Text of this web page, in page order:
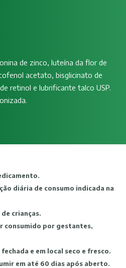
de zinco, luteína da flor de
acetato, bisglicinato de
retinol e lubrificante talco USP.
diária de consumo indicada na
crianças.
consumido por gestantes,
e em local seco e fresco.
em até 60 dias após aberto.